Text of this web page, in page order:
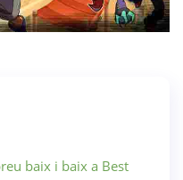
baix i baix a Best